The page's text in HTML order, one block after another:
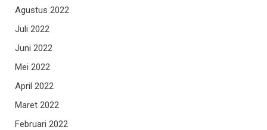
Agustus 2022
Juli 2022
Juni 2022
Mei 2022
April 2022
Maret 2022
Februari 2022